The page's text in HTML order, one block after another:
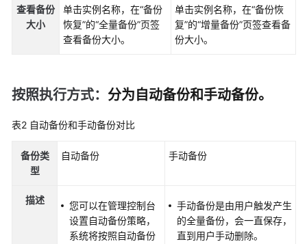
故
频
助
品
查看备份
大小
单击实例名称，在“备份
恢复”的“全量备份”页签
查看备份大小。
单击实例名称，在“备份恢
复”的“增量备份”页签查看备
份大小。
按照执行方式： 分为自动备份和手动备份。
表2 自动备份和手动备份对比
备份类
型
自动备份 手动备份
描述
您可以在管理控制台
设置自动备份策略，
系统将按照自动备份
手动备份是由用户触发产生
的全量备份，会一直保存，
直到用户手动删除。